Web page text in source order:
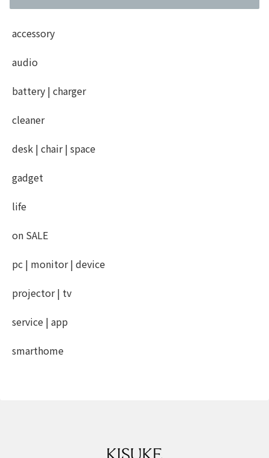
accessory
audio
battery | charger
cleaner
desk | chair | space
gadget
life
on SALE
pc | monitor | device
projector | tv
service | app
smarthome